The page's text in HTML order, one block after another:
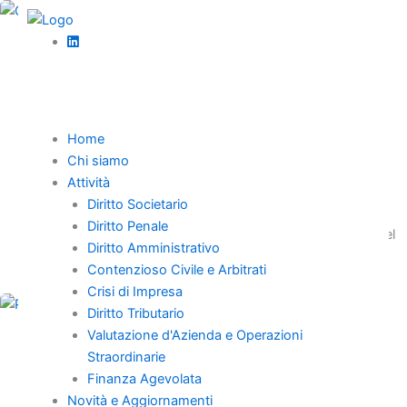
Vai
Home
Chi siamo
Attività
Diritto Societario
Diritto Penale
Diritto Amministrativo
Contenzioso Civile e Arbitrati
Crisi di Impresa
Diritto Tributario
Valutazione d'Azienda e Operazioni
Straordinarie
Finanza Agevolata
Novità e Aggiornamenti
27 gennaio 2025, n. 1865)
La Cassazione esclude la compensazione fallimentare del
credito da finanziamento soci postergato, ritenendolo
giuridicamente inesigibile ex art. 2467 c.c., anche alla luce del
Roma boccia il PRO solo liquidatorio: servono
piani con continuità